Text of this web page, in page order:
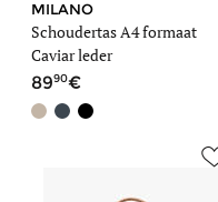
MILANO
Schoudertas A4 formaat
Caviar leder
8990